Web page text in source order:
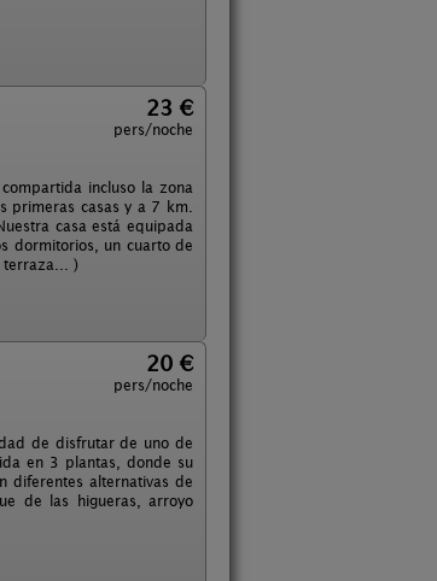
23 €
pers/noche
incluso la zona
primeras casas y a 7 km.
casa está equipada
dormitorios, un cuarto de
terraza... )
20 €
pers/noche
de disfrutar de uno de
en 3 plantas, donde su
diferentes alternativas de
de las higueras, arroyo